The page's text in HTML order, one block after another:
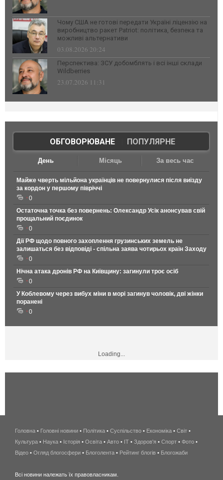
Чому США не готові передати Україні ліцензію на
виробництво ракет Patriot: політика, безпека та
можливі альтернативи
03.08.2026 20:24
Перспектива: ЗСУ добомблять і всі інші склади
Wildberries
23.07.2026 11:31
ОБГОВОРЮВАНЕ| ПОПУЛЯРНЕ
День Місяць За весь час
Майже чверть мільйона українців не повернулися після виїзду
за кордон у першому півріччі
0
Остаточна точка без повернень: Олександр Усік анонсував свій
прощальний поєдинок
0
Дії РФ щодо повного захоплення грузинських земель не
залишаться без відповіді - спільна заява чотирьох країн Заходу
0
Нічна атака дронів РФ на Київщину: загинули троє осіб
0
У Коблевому через вибух міни в морі загинув чоловік, дві жінки
поранені
0
Loading...
беспроводной
интернет
киев
Головна • Головні новини • Політика • Суспільство • Економіка • Світ •
Культура • Наука • Історія • Освіта • Авто • IT • Здоров'я • Спорт • Фото •
Відео • Огляд блогосфери • Блоголента • Рейтинг блогів • Блогожаби
Всі новини належать їх правовласникам.